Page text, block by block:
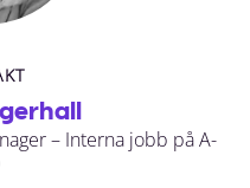
– Interna jobb på A-